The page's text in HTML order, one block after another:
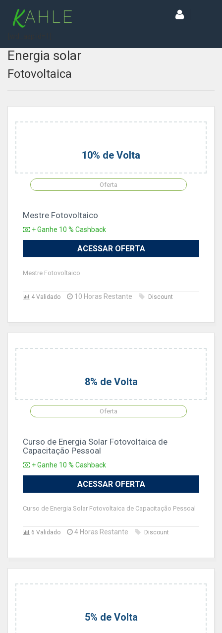
Energia solar
Fotovoltaica
10% de Volta
Oferta
Mestre Fotovoltaico
+ Ganhe 10 % Cashback
ACESSAR OFERTA
Mestre Fotovoltaico
4 Validado 10 Horas Restante Discount
8% de Volta
Oferta
Curso de Energia Solar Fotovoltaica de
Capacitação Pessoal
+ Ganhe 10 % Cashback
ACESSAR OFERTA
Curso de Energia Solar Fotovoltaica de Capacitação Pessoal
6 Validado 4 Horas Restante Discount
5% de Volta